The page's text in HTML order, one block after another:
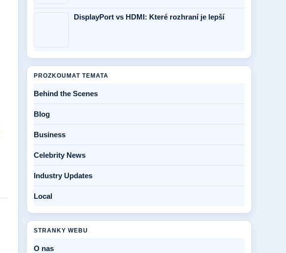
DisplayPort vs HDMI: Které rozhraní je lepší
PROZKOUMAT TEMATA
Behind the Scenes
Blog
Business
Celebrity News
Industry Updates
Local
STRANKY WEBU
O nas